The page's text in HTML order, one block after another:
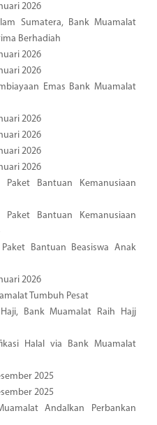
2026
Sumatera, Bank Muamalat
Berhadiah
2026
2026
Emas Bank Muamalat
2026
2026
2026
2026
Paket Bantuan Kemanusiaan
Paket Bantuan Kemanusiaan
Bantuan Beasiswa Anak
2026
Tumbuh Pesat
Bank Muamalat Raih Hajj
Halal via Bank Muamalat
2025
2025
Andalkan Perbankan